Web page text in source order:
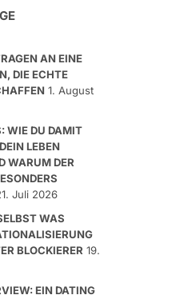
AN EINE
DIE ECHTE
1. August
WIE DU DAMIT
LEBEN
WARUM DER
Juli 2026
WAS
BLOCKIERER 19.
EIN DATING